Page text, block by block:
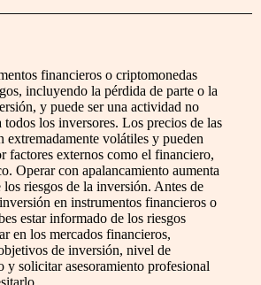
financieros o criptomonedas
incluyendo la pérdida de parte o la
y puede ser una actividad no
todos los inversores. Los precios de las
extremadamente volátiles y pueden
factores externos como el financiero,
Operar con apalancamiento aumenta
riesgos de la inversión. Antes de
en instrumentos financieros o
estar informado de los riesgos
en los mercados financieros,
de inversión, nivel de
y solicitar asesoramiento profesional